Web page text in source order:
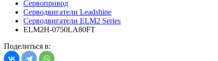
Сервопривод
Серводвигатели Leadshine
Серводвигатели ELM2 Series
ELM2H-0750LA80FT
Поделиться в: